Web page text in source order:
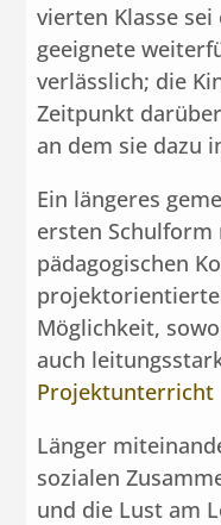
vierten Klasse
geeignete
verlässlich; die
Zeitpunkt
an dem sie dazu
Ein längeres
ersten
pädagogischen
Möglichkeit,
auch
Projektunterricht
Länger
sozialen
und die Lust am